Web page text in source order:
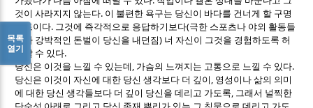
것이 사라지지 않는다. 이 불편한 욕구는 당신이 바다를 건너게 할 구명
보트이다. 그것에 즉각적으로 응답하기보다(극한 스포츠나 야외 활동들
이나 강박적인 돈벌이 당신을 내던짐) 너 자신이 그것을 경험하도록 허
용할 수 있다.
당신은 이것을 느낄 수 있는데 , 가슴의 느껴지는 고통으로 느낄 수 있다.
당신은 이것이 자신에 대한 당신 생각보다 더 깊이 , 영성이나 삶의 의미
에 대한 당신 생각들보다 더 깊이 당신을 데리고 가도록, 그래서 널찍한
목록
열기